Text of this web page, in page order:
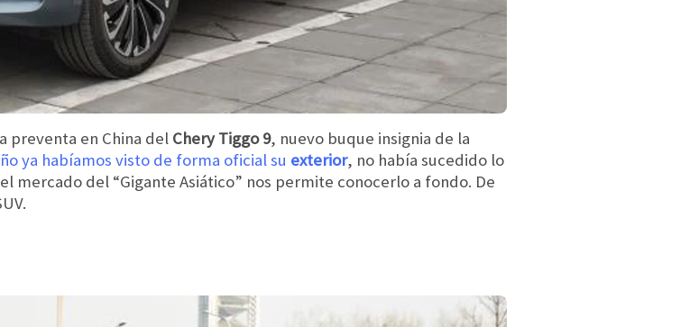
preventa en China del Chery Tiggo 9, nuevo buque insignia de la
ya habíamos visto de forma oficial su exterior, no había sucedido lo
mercado del “Gigante Asiático” nos permite conocerlo a fondo. De